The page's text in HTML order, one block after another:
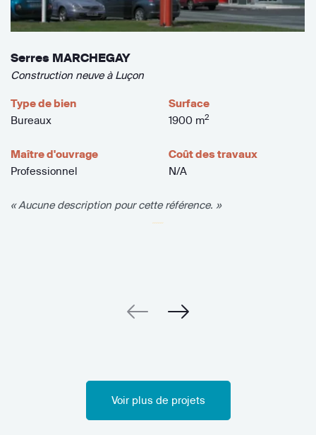
Serres MARCHEGAY
Construction neuve à Luçon
Type de bien
Bureaux
Surface
1900 m2
Maître d'ouvrage
Professionnel
Coût des travaux
N/A
« Aucune description pour cette référence. »
Voir plus de projets